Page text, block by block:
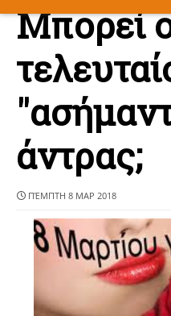
Μπορεί
άντρας;
ΠΈΜΠΤΗ 8 ΜΑΡ 2018